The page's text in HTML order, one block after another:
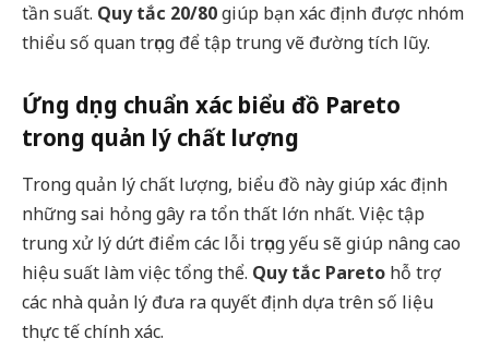
tần suất. Quy tắc 20/80giúp bạn xác định được nhóm
thiểu số quan trọng để tập trung vẽ đường tích lũy.
Ứng dụng chuẩn xác biểu đồ Pareto
trong quản lý chất lượng
Trong quản lý chất lượng, biểu đồ này giúp xác định
những sai hỏng gây ra tổn thất lớn nhất. Việc tập
trung xử lý dứt điểm các lỗi trọng yếu sẽ giúp nâng cao
hiệu suất làm việc tổng thể. Quy tắc Pareto hỗ trợ
các nhà quản lý đưa ra quyết định dựa trên số liệu
thực tế chính xác.